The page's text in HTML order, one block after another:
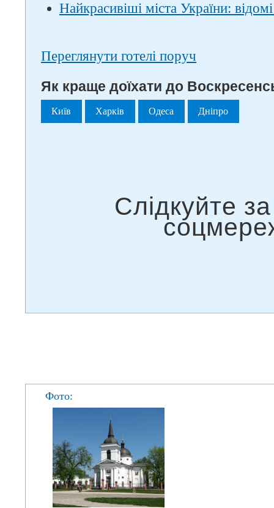
Найкрасивіші міста України:
Переглянути готелі поруч
Як краще доїхати до
Київ Харків Одеса Дніпро
Фото: